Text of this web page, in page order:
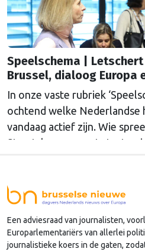
Speelschema | Letschert
Brussel, dialoog Europa
In onze vaste rubriek
ochtend welke
vandaag actief zijn. Wie
Straatsburg, en wat staat er
Een adviesraad van journalisten,
Europarlementariërs van allerlei
journalistieke koers in de gaten,